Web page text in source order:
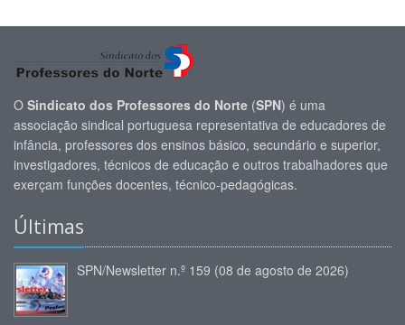
O Sindicato dos Professores do Norte (SPN) é uma
associação sindical portuguesa representativa de educadores de
infância, professores dos ensinos básico, secundário e superior,
investigadores, técnicos de educação e outros trabalhadores que
exerçam funções docentes, técnico-pedagógicas.
Últimas
SPN/Newsletter n.º 159 (08 de agosto de 2026)